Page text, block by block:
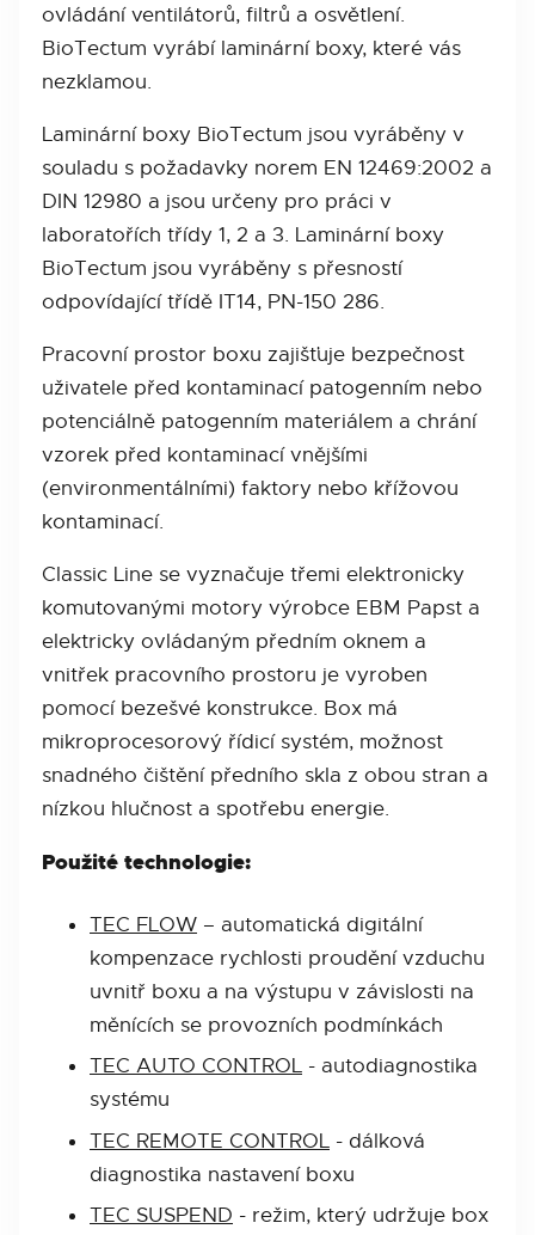
ovládání ventilátorů, filtrů a osvětlení.
BioTectum vyrábí laminární boxy, které vás
nezklamou.
Laminární boxy BioTectum jsou vyráběny v
souladu s požadavky norem EN 12469:2002 a
DIN 12980 a jsou určeny pro práci v
laboratořích třídy 1, 2 a 3. Laminární boxy
BioTectum jsou vyráběny s přesností
odpovídající třídě IT14, PN-150 286.
Pracovní prostor boxu zajišťuje bezpečnost
uživatele před kontaminací patogenním nebo
potenciálně patogenním materiálem a chrání
vzorek před kontaminací vnějšími
(environmentálními) faktory nebo křížovou
kontaminací.
Classic Line se vyznačuje třemi elektronicky
komutovanými motory výrobce EBM Papst a
elektricky ovládaným předním oknem a
vnitřek pracovního prostoru je vyroben
pomocí bezešvé konstrukce. Box má
mikroprocesorový řídicí systém, možnost
snadného čištění předního skla z obou stran a
nízkou hlučnost a spotřebu energie.
Použité technologie:
TEC FLOW – automatická digitální
kompenzace rychlosti proudění vzduchu
uvnitř boxu a na výstupu v závislosti na
měnících se provozních podmínkách
TEC AUTO CONTROL - autodiagnostika
systému
TEC REMOTE CONTROL - dálková
diagnostika nastavení boxu
TEC SUSPEND - režim, který udržuje box